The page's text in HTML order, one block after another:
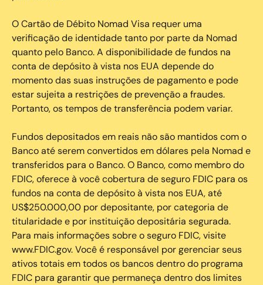
O Cartão de Débito Nomad Visa requer uma
verificação de identidade tanto por parte da Nomad
quanto pelo Banco. A disponibilidade de fundos na
conta de depósito à vista nos EUA depende do
momento das suas instruções de pagamento e pode
estar sujeita a restrições de prevenção a fraudes.
Portanto, os tempos de transferência podem variar.
Fundos depositados em reais não são mantidos com o
Banco até serem convertidos em dólares pela Nomad e
transferidos para o Banco. O Banco, como membro do
FDIC, oferece à você cobertura de seguro FDIC para os
fundos na conta de depósito à vista nos EUA, até
US$250.000,00 por depositante, por categoria de
titularidade e por instituição depositária segurada.
Para mais informações sobre o seguro FDIC, visite
www.FDIC.gov. Você é responsável por gerenciar seus
ativos totais em todos os bancos dentro do programa
FDIC para garantir que permaneça dentro dos limites